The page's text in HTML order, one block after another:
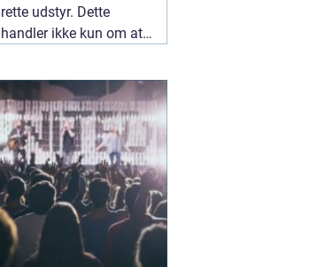
rette udstyr. Dette
handler ikke kun om at
bue, men også om det
tilbehør og tøj, der sikrer
en vellykket og sikker
jagtoplevels.05
november 2024